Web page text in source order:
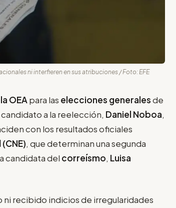
ni interfieren en sus atribuciones / Foto: EFE
OEA para las elecciones generalesde
a la reelección, Daniel Noboa,
con los resultados oficiales
, que determinan una segunda
candidata del correísmo, Luisa
recibido indicios de irregularidades